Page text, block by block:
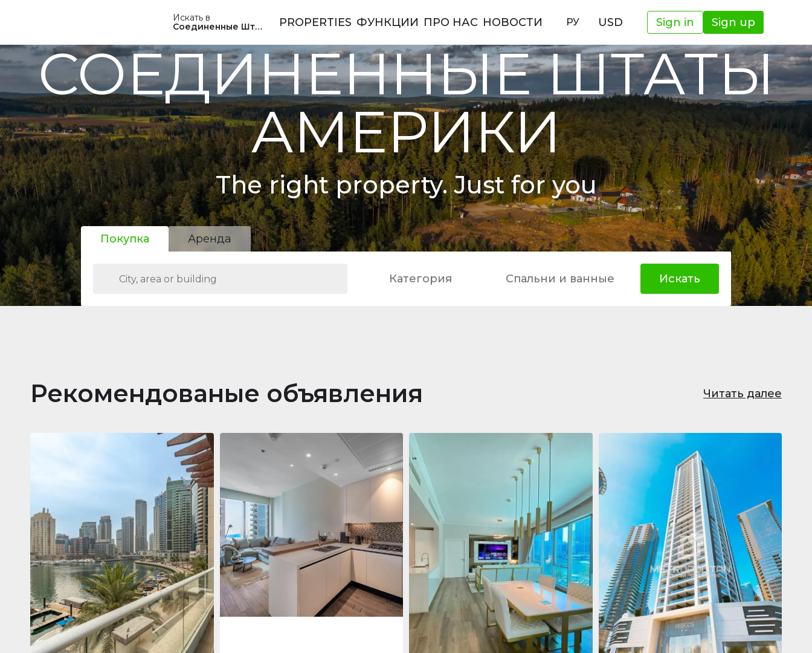
Искать в
Соединенные Штаты Америки
PROPERTIES ФУНКЦИИ ПРО НАС НОВОСТИ РУ USD Sign in Sign up
СОЕДИНЕННЫЕ ШТАТЫ
АМЕРИКИ
The right property. Just for you
Покупка Аренда
Категория Спальни и ванные Искать
Рекомендованые объявления Читать далее
Квартира2 861 035 $
Beauport Tower
Beauport Tower, Marina Promenade,
Dubai Marina, Dubai
Квартира688 011 $
Jumeirah Living Marina Gate
Jumeirah Living Marina Gate, Marina
Gate, Dubai Marina, Dubai
12 73 m² Квартира 708 447 $
Beauport Tower
Beauport Tower, Marina Promenade,
Dubai Marina, Dubai
Квартира681 199 $
Pelagos by IGO
Pelagos by IGO, Dubai Marina, Dubai